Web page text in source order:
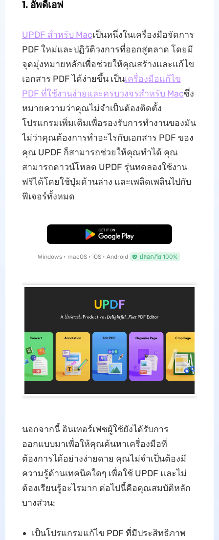
1. อัพดีเอฟ
UPDF สำหรับ Macเป็นหนึ่งในเครื่องมือจัดการ
PDF ใหม่และปฏิวัติวงการที่ออกสู่ตลาด โดยมี
จุดมุ่งหมายหลักเพื่อช่วยให้คุณสร้างและแก้ไข
เอกสาร PDF ได้ง่ายขึ้น เป็นเครื่องมือแก้ไข
PDF ที่ใช้งานง่ายและครบวงจรสำหรับ Macซึ่ง
หมายความว่าคุณไม่จำเป็นต้องติดตั้ง
โปรแกรมเพิ่มเติมเพื่อรองรับการทำงานของมัน
ไม่ว่าคุณต้องการทำอะไรกับเอกสาร PDF ของ
คุณ UPDF ก็สามารถช่วยให้คุณทำได้ คุณ
สามารถดาวน์โหลด UPDF รุ่นทดลองใช้งาน
ฟรีได้โดยใช้ปุ่มด้านล่าง และเพลิดเพลินไปกับ
ฟีเจอร์ทั้งหมด
ดาวน์โหลดฟรี
Windows • macOS • iOS • Android ปลอดภัย 100%
นอกจากนี้ อินเทอร์เฟซผู้ใช้ยังได้รับการ
ออกแบบมาเพื่อให้คุณค้นหาเครื่องมือที่
ต้องการได้อย่างง่ายดาย คุณไม่จำเป็นต้องมี
ความรู้ด้านเทคนิคใดๆ เพื่อใช้ UPDF และไม่
ต้องเรียนรู้อะไรมาก ต่อไปนี้คือคุณสมบัติหลัก
บางส่วน:
เป็นโปรแกรมแก้ไข PDF ที่มีประสิทธิภาพ